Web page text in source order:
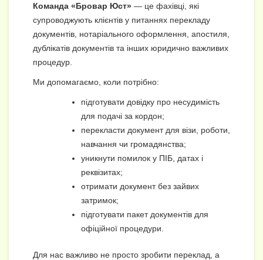
Команда «Бровар Юст» — це фахівці, які
супроводжують клієнтів у питаннях перекладу
документів, нотаріального оформлення, апостиля,
дублікатів документів та інших юридично важливих
процедур.
Ми допомагаємо, коли потрібно:
підготувати довідку про несудимість
для подачі за кордон;
перекласти документ для візи, роботи,
навчання чи громадянства;
уникнути помилок у ПІБ, датах і
реквізитах;
отримати документ без зайвих
затримок;
підготувати пакет документів для
офіційної процедури.
Для нас важливо не просто зробити переклад, а